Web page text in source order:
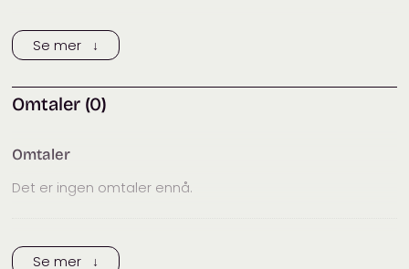
Lengde: 9,5 cm
Bredde: 4,5 cm
Knivblad: 3 cm
Viktoriasaks kommer i to farger:
kinesiske kjærlighetssaksen.
Se mer ↓
Omtaler (0)
Omtaler
Det er ingen omtaler ennå.
Trykk her for å legge til en omtale
Se mer ↓